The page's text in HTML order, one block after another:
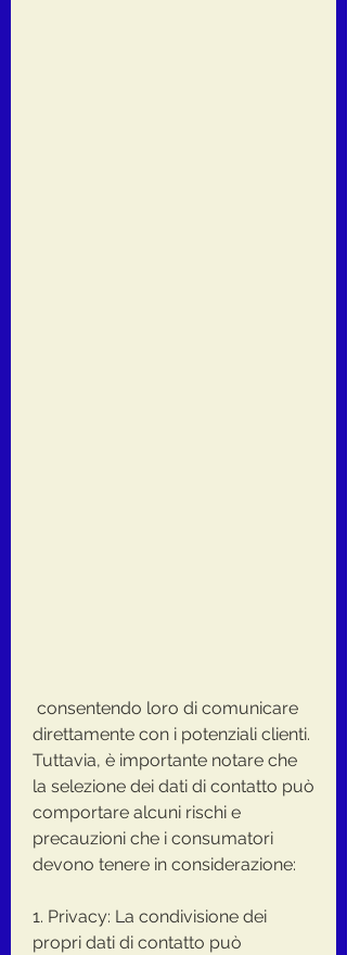
direttamente con i potenziali clienti.
Tuttavia, è importante notare che
la selezione dei dati di contatto può
comportare alcuni rischi e
precauzioni che i consumatori
devono tenere in considerazione:
1. Privacy: La condivisione dei
propri dati di contatto può